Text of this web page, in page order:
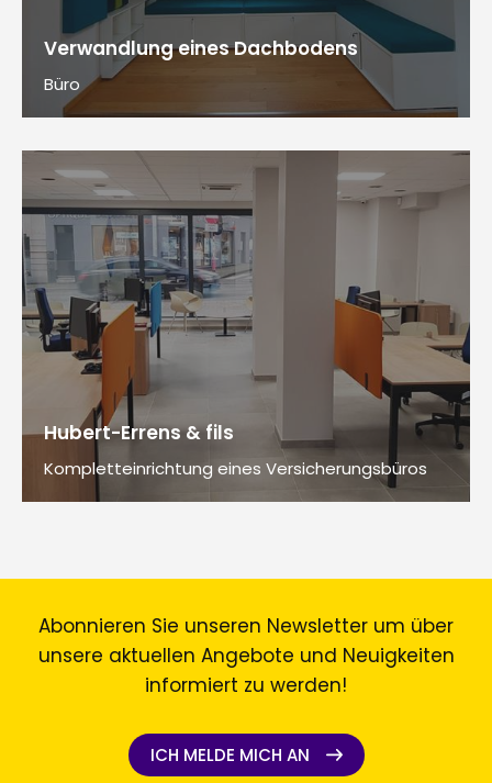
Verwandlung eines Dachbodens
Büro
Hubert-Errens & fils
Kompletteinrichtung eines Versicherungsbüros
Abonnieren Sie unseren Newsletter um über
unsere aktuellen Angebote und Neuigkeiten
informiert zu werden!
ICH MELDE MICH AN